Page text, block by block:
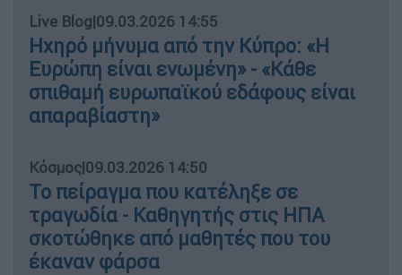
Live Blog|09.03.2026 14:55
Ηχηρό μήνυμα από την Κύπρο: «Η
Ευρώπη είναι ενωμένη» - «Κάθε
σπιθαμή ευρωπαϊκού εδάφους είναι
απαραβίαστη»
Κόσμος|09.03.2026 14:50
Το πείραγμα που κατέληξε σε
τραγωδία - Καθηγητής στις ΗΠΑ
σκοτώθηκε από μαθητές που του
έκαναν φάρσα